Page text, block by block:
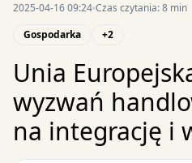
2025-04-16 09:24 Czas czytania: 8 min
Gospodarka
+2
Unia
wyzwań
na integrację i